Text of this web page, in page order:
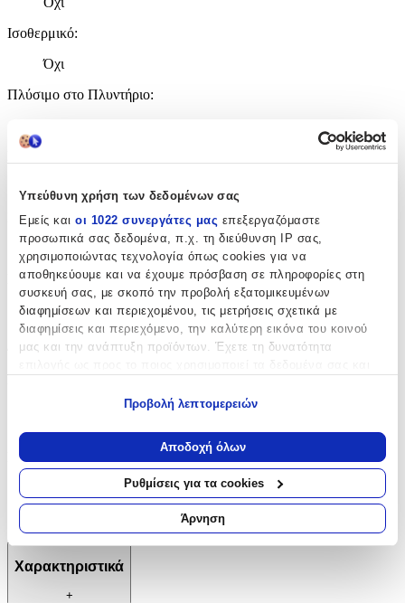
Υπεύθυνη χρήση των δεδομένων σας
Εμείς και οι 1022 συνεργάτες μας επεξεργαζόμαστε
προσωπικά σας δεδομένα, π.χ. τη διεύθυνση IP σας,
χρησιμοποιώντας τεχνολογία όπως cookies για να
αποθηκεύουμε και να έχουμε πρόσβαση σε πληροφορίες στη
συσκευή σας, με σκοπό την προβολή εξατομικευμένων
διαφημίσεων και περιεχομένου, τις μετρήσεις σχετικά με
διαφημίσεις και περιεχόμενο, την καλύτερη εικόνα του κοινού
μας και την ανάπτυξη προϊόντων. Έχετε τη δυνατότητα
Να συλλέξουμε πληροφορίες σχετικά με τη γεωγραφική
σας τοποθεσία, οι οποίες μπορεί να είναι ακριβείς σε
απόσταση μερικών μέτρων
Να αναγνωρίσουμε τη συσκευή σας σαρώνοντας ενεργά
για συγκεκριμένα χαρακτηριστικά (δακτυλικό αποτύπωμα)
Μάθετε περισσότερα σχετικά με τον τρόπο επεξεργασίας των
στηνενότητα “Λεπτομέρειες”
Προβολή λεπτομερειών
Αποδοχή όλων
Ρυθμίσεις για τα cookies
Άρνηση
Ισοθερμικό:
Όχι
Πλύσιμο στο Πλυντήριο:
Όχι
Μοκέτα :
Σετ:
Όχι
Διαστάσεις
Πλάτος:
Μήκος
Χαρακτηριστικά
+